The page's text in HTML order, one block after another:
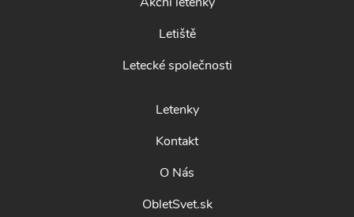
Letiště
Letecké společnosti
Letenky
Kontakt
O Nás
ObletSvet.sk